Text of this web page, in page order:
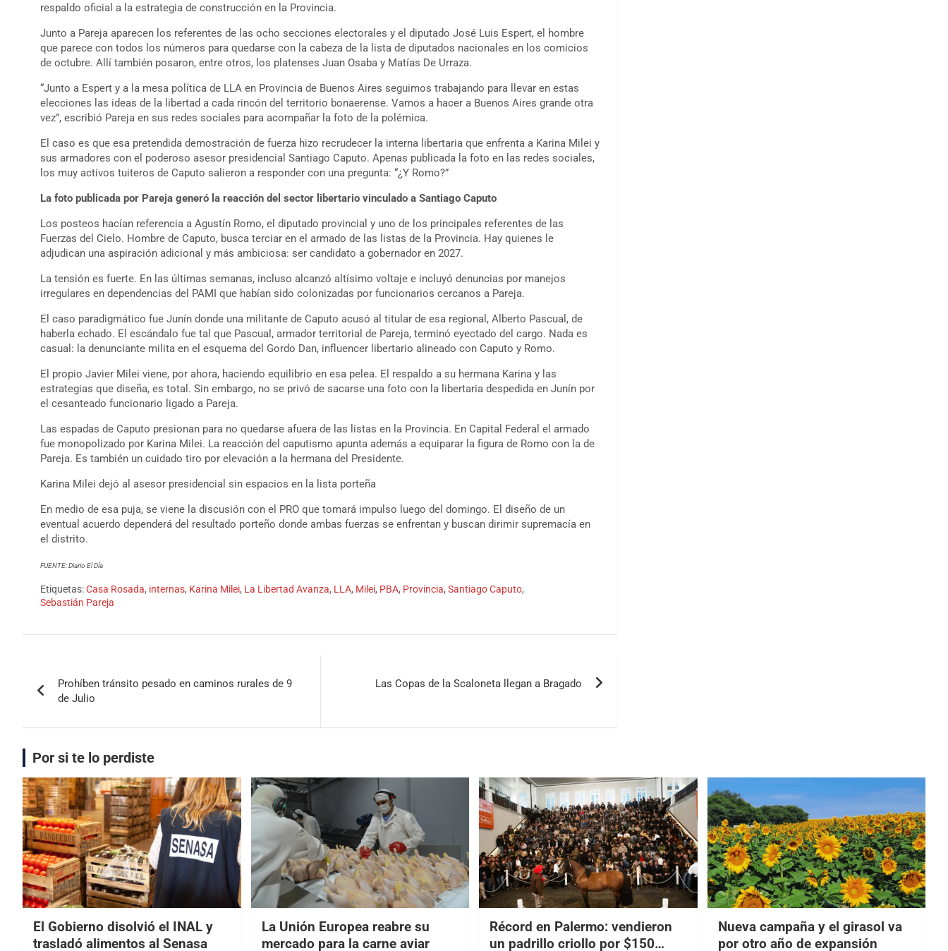
respaldo oficial a la estrategia de construcción en la Provincia.
Junto a Pareja aparecen los referentes de las ocho secciones electorales y el diputado José Luis Espert, el hombre
que parece con todos los números para quedarse con la cabeza de la lista de diputados nacionales en los comicios
de octubre. Allí también posaron, entre otros, los platenses Juan Osaba y Matías De Urraza.
“Junto a Espert y a la mesa política de LLA en Provincia de Buenos Aires seguimos trabajando para llevar en estas
elecciones las ideas de la libertad a cada rincón del territorio bonaerense. Vamos a hacer a Buenos Aires grande otra
vez”, escribió Pareja en sus redes sociales para acompañar la foto de la polémica.
El caso es que esa pretendida demostración de fuerza hizo recrudecer la interna libertaria que enfrenta a Karina Milei y
sus armadores con el poderoso asesor presidencial Santiago Caputo. Apenas publicada la foto en las redes sociales,
los muy activos tuiteros de Caputo salieron a responder con una pregunta: “¿Y Romo?”
La foto publicada por Pareja generó la reacción del sector libertario vinculado a Santiago Caputo
Los posteos hacían referencia a Agustín Romo, el diputado provincial y uno de los principales referentes de las
Fuerzas del Cielo. Hombre de Caputo, busca terciar en el armado de las listas de la Provincia. Hay quienes le
adjudican una aspiración adicional y más ambiciosa: ser candidato a gobernador en 2027.
La tensión es fuerte. En las últimas semanas, incluso alcanzó altísimo voltaje e incluyó denuncias por manejos
irregulares en dependencias del PAMI que habían sido colonizadas por funcionarios cercanos a Pareja.
El caso paradigmático fue Junín donde una militante de Caputo acusó al titular de esa regional, Alberto Pascual, de
haberla echado. El escándalo fue tal que Pascual, armador territorial de Pareja, terminó eyectado del cargo. Nada es
casual: la denunciante milita en el esquema del Gordo Dan, influencer libertario alineado con Caputo y Romo.
El propio Javier Milei viene, por ahora, haciendo equilibrio en esa pelea. El respaldo a su hermana Karina y las
estrategias que diseña, es total. Sin embargo, no se privó de sacarse una foto con la libertaria despedida en Junín por
el cesanteado funcionario ligado a Pareja.
Las espadas de Caputo presionan para no quedarse afuera de las listas en la Provincia. En Capital Federal el armado
fue monopolizado por Karina Milei. La reacción del caputismo apunta además a equiparar la figura de Romo con la de
Pareja. Es también un cuidado tiro por elevación a la hermana del Presidente.
Karina Milei dejó al asesor presidencial sin espacios en la lista porteña
En medio de esa puja, se viene la discusión con el PRO que tomará impulso luego del domingo. El diseño de un
eventual acuerdo dependerá del resultado porteño donde ambas fuerzas se enfrentan y buscan dirimir supremacía en
el distrito.
FUENTE: Diario El Día
Etiquetas:Casa Rosada, internas, Karina Milei, La Libertad Avanza, LLA, Milei, PBA, Provincia, Santiago Caputo,
Sebastián Pareja
Prohíben tránsito pesado en caminos rurales de 9
de Julio
Las Copas de la Scaloneta llegan a Bragado
Por si te lo perdiste
El Gobierno disolvió el INAL y
trasladó alimentos al Senasa
La Unión Europea reabre su
mercado para la carne aviar
Récord en Palermo: vendieron
un padrillo criollo por $150
Nueva campaña y el girasol va
por otro año de expansión